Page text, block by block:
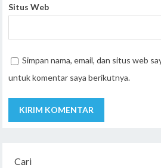
Situs Web
Simpan nama, email, dan situs web
untuk komentar saya berikutnya.
Cari